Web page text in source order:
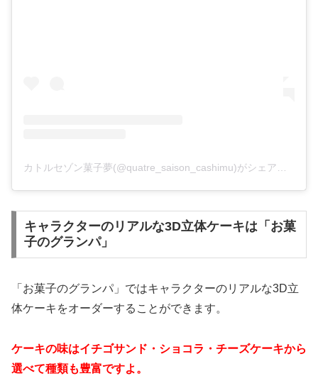
キャラクターのリアルな3D立体ケーキは「お菓
子のグランパ」
「お菓子のグランパ」ではキャラクターのリアルな3D立
体ケーキをオーダーすることができます。
ケーキの味はイチゴサンド・ショコラ・チーズケーキから
選べて種類も豊富ですよ。